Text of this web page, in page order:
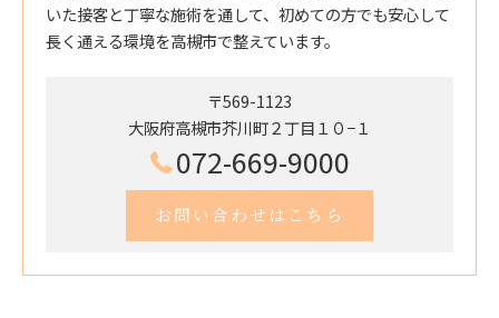
いた接客と丁寧な施術を通して、初めての方でも安心して
長く通える環境を高槻市で整えています。
〒569-1123
大阪府高槻市芥川町２丁目１０−１
072-669-9000
お問い合わせはこちら